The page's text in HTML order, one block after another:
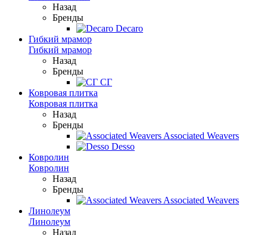
Назад
Бренды
Decaro
Гибкий мрамор
Гибкий мрамор
Назад
Бренды
СГ
Ковровая плитка
Ковровая плитка
Назад
Бренды
Associated Weavers
Desso
Ковролин
Ковролин
Назад
Бренды
Associated Weavers
Линолеум
Линолеум
Назад